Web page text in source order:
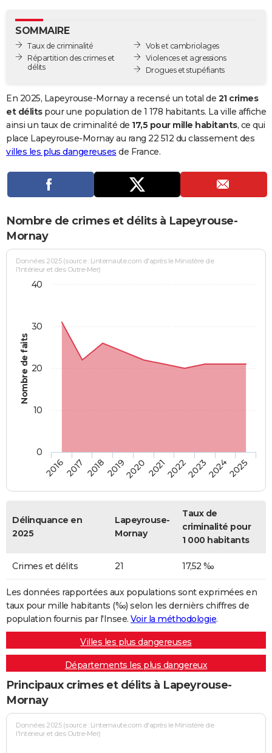
GUIDES D'ACHAT
BONS PLANS
Carte de Noël
Carte Bonne année
Carte Saint-Valentin
Carte Pâques
Carte d'anniversaire
DICTIONNAIRE
Dictionnaire
Biographies
Citations
Expressions
Proverbes
PROGRAMME TV
Se connecter
Entreprises
Service militaire
Avis de recherche
AVIS DE DÉCÈS
Bricolage
Lifestyle
Culture
Sport
Auto
Television
Voyage
Cinema
SOMMAIRE
Taux de criminalité
Répartition des crimes et
délits
Vols et cambriolages
Violences et agressions
Drogues et stupéfiants
En 2025, Lapeyrouse-Mornay a recensé un total de 21 crimes
et délitspour une population de 1 178 habitants. La ville affiche
ainsi un taux de criminalité de 17,5 pour mille habitants, ce qui
place Lapeyrouse-Mornay au rang 22 512 du classement des
villes les plus dangereuses de France.
Nombre de crimes et délits à Lapeyrouse-
Mornay
Nombre de faits
Données 2025 (source : Linternaute.com d'après le Ministère de
l'Intérieur et des Outre-Mer)
20162017 20182019202020212022202320242025
0
10
20
30
40
Délinquance en
2025
Lapeyrouse-
Mornay
Taux de
criminalité pour
1 000 habitants
Crimes et délits 21 17,52 ‰
Les données rapportées aux populations sont exprimées en
taux pour mille habitants (‰) selon les dernièrs chiffres de
population fournis par l'Insee. Voir la méthodologie.
Villes les plus dangereuses
Départements les plus dangereux
Principaux crimes et délits à Lapeyrouse-
Mornay
Données 2025 (source : Linternaute.com d'après le Ministère de
l'Intérieur et des Outre-Mer)